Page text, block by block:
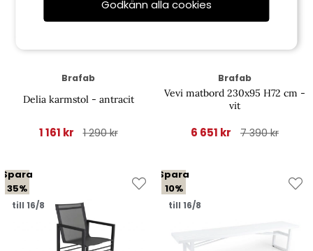
Brafab
Delia karmstol - antracit
1 161 kr 1 290 kr
Brafab
Vevi matbord 230x95 H72 cm -
vit
6 651 kr 7 390 kr
Spara
35%
till 16/8
Spara
10%
till 16/8
Godkänn alla cookies